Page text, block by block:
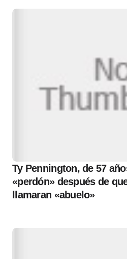
Ty Pennington, de 57
«perdón» después de
llamaran «abuelo»